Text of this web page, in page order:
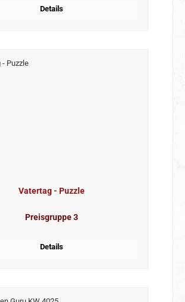
Details
Vatertag - Puzzle
Preisgruppe 3
Details